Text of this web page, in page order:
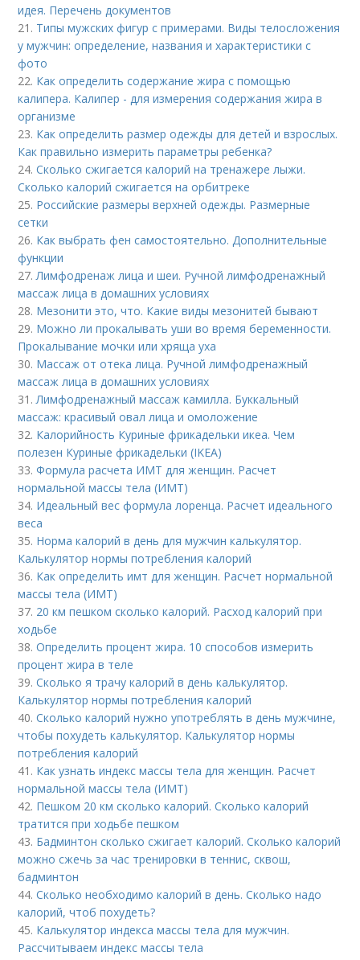
идея. Перечень документов
21. Типы мужских фигур с примерами. Виды телосложения
у мужчин: определение, названия и характеристики с
фото
22. Как определить содержание жира с помощью
калипера. Калипер - для измерения содержания жира в
организме
23. Как определить размер одежды для детей и взрослых.
Как правильно измерить параметры ребенка?
24.Сколько сжигается калорий на тренажере лыжи.
Сколько калорий сжигается на орбитреке
25. Российские размеры верхней одежды. Размерные
сетки
26. Как выбрать фен самостоятельно. Дополнительные
функции
27. Лимфодренаж лица и шеи. Ручной лимфодренажный
массаж лица в домашних условиях
28. Мезонити это, что. Какие виды мезонитей бывают
29. Можно ли прокалывать уши во время беременности.
Прокалывание мочки или хряща уха
30. Массаж от отека лица. Ручной лимфодренажный
массаж лица в домашних условиях
31. Лимфодренажный массаж камилла. Буккальный
массаж: красивый овал лица и омоложение
32. Калорийность Куриные фрикадельки икеа. Чем
полезен Куриные фрикадельки (IKEA)
33.Формула расчета ИМТ для женщин. Расчет
нормальной массы тела (ИМТ)
34. Идеальный вес формула лоренца. Расчет идеального
веса
35. Норма калорий в день для мужчин калькулятор.
Калькулятор нормы потребления калорий
36. Как определить имт для женщин. Расчет нормальной
массы тела (ИМТ)
37. 20 км пешком сколько калорий. Расход калорий при
ходьбе
38.Определить процент жира. 10 способов измерить
процент жира в теле
39.Сколько я трачу калорий в день калькулятор.
Калькулятор нормы потребления калорий
40.Сколько калорий нужно употреблять в день мужчине,
чтобы похудеть калькулятор. Калькулятор нормы
потребления калорий
41. Как узнать индекс массы тела для женщин. Расчет
нормальной массы тела (ИМТ)
42. Пешком 20 км сколько калорий. Сколько калорий
тратится при ходьбе пешком
43. Бадминтон сколько сжигает калорий. Сколько калорий
можно сжечь за час тренировки в теннис, сквош,
бадминтон
44.Сколько необходимо калорий в день. Сколько надо
калорий, чтоб похудеть?
45. Калькулятор индекса массы тела для мужчин.
Рассчитываем индекс массы тела